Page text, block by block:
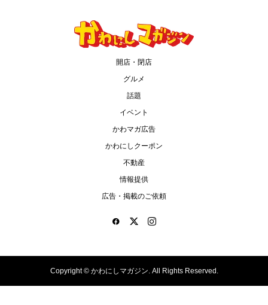
開店・閉店
グルメ
話題
イベント
かわマガ広告
かわにしクーポン
不動産
情報提供
広告・掲載のご依頼
Copyright ©かわにしマガジン. All Rights Reserved.